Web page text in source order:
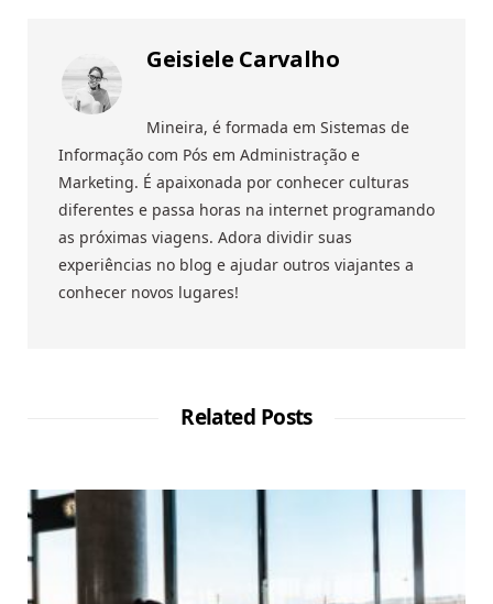
Geisiele Carvalho
Mineira, é formada em Sistemas de
Informação com Pós em Administração e
Marketing. É apaixonada por conhecer culturas
diferentes e passa horas na internet programando
as próximas viagens. Adora dividir suas
experiências no blog e ajudar outros viajantes a
conhecer novos lugares!
Related Posts